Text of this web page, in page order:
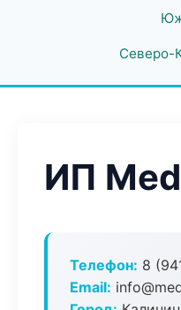
Северо-
ИП
Телефон: 8
Email: